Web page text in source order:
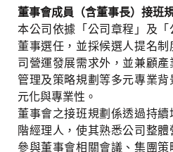
董事會成員（含董事長）接班
本公司依據「公司章程」及
董事選任，並採候選人提名
司營運發展需求外，並兼顧
管理及策略規劃等多元專業
元化與專業性。
董事會之接班規劃係透過持
階經理人，使其熟悉公司整
參與董事會相關會議、集團